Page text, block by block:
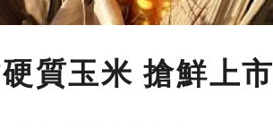
質玉米 搶鮮上市